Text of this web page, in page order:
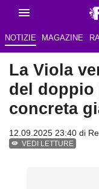
NOTIZIE MAGAZINE
La Viola
del doppio
concreta
12.09.2025 23:40 di
VEDI LETTURE